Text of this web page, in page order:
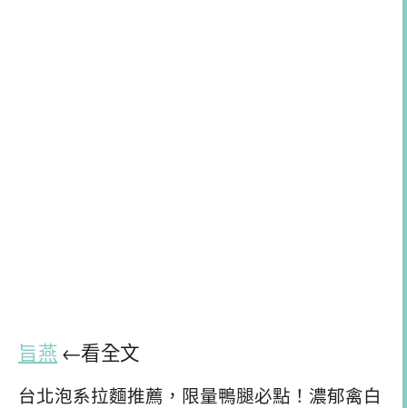
旨燕 ←看全文
台北泡系拉麵推薦，限量鴨腿必點！濃郁禽白